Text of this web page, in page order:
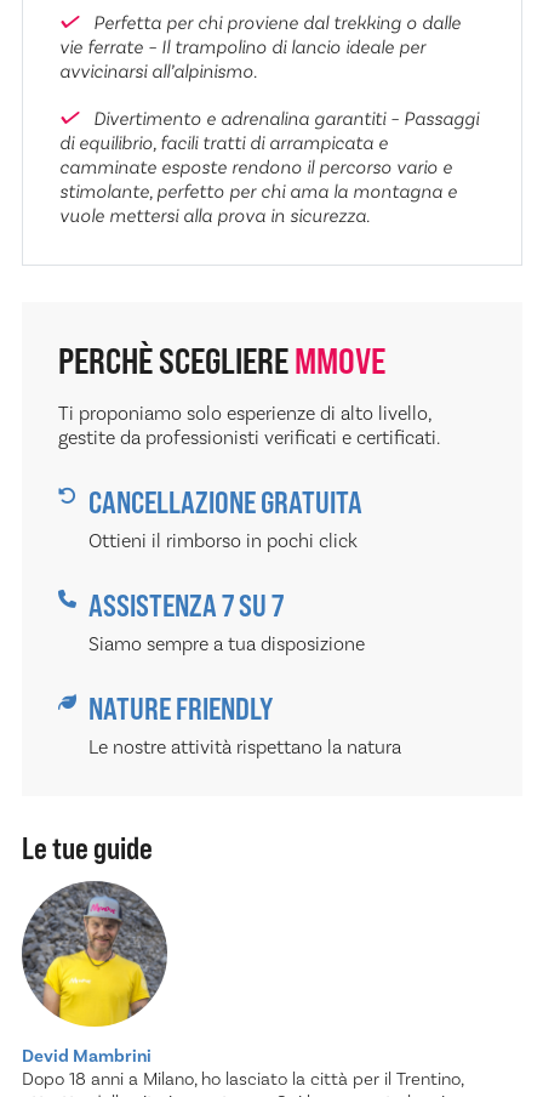
Perfetta per chi proviene dal trekking o dalle
vie ferrate – Il trampolino di lancio ideale per
avvicinarsi all’alpinismo.
Divertimento e adrenalina garantiti – Passaggi
di equilibrio, facili tratti di arrampicata e
camminate esposte rendono il percorso vario e
stimolante, perfetto per chi ama la montagna e
vuole mettersi alla prova in sicurezza.
PERCHÈ SCEGLIEREMMOVE
Ti proponiamo solo esperienze di alto livello,
gestite da professionisti verificati e certificati.
CANCELLAZIONE GRATUITA
Ottieni il rimborso in pochi click
ASSISTENZA 7 SU 7
Siamo sempre a tua disposizione
NATURE FRIENDLY
Le nostre attività rispettano la natura
Le tue guide
Devid Mambrini
Dopo 18 anni a Milano, ho lasciato la città per il Trentino,